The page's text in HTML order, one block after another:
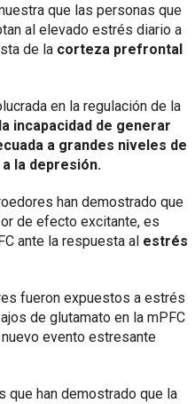
que las personas que
al elevado estrés diario a
de la corteza prefrontal
en la regulación de la
la incapacidad de generar
a grandes niveles de
la depresión.
han demostrado que
de efecto excitante, es
ante la respuesta al estrés
fueron expuestos a estrés
de glutamato en la mPFC
evento estresante
han demostrado que la